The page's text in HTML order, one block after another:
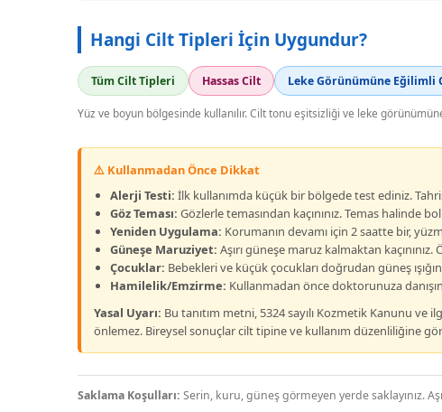
Hangi Cilt Tipleri İçin Uygundur?
Tüm Cilt Tipleri Hassas Cilt Leke Görünümüne Eğilimli
Yüz ve boyun bölgesinde kullanılır. Cilt tonu eşitsizliği ve leke
⚠️ Kullanmadan Önce Dikkat
Alerji Testi: İlk kullanımda küçük bir bölgede test ediniz.
Göz Teması: Gözlerle temasından kaçınınız. Temas halinde bol
Yeniden Uygulama: Korumanın devamı için 2 saatte bir,
Güneşe Maruziyet: Aşırı güneşe maruz kalmaktan
Çocuklar: Bebekleri ve küçük çocukları doğrudan güneş
Hamilelik/Emzirme: Kullanmadan önce doktorunuza
Yasal Uyarı: Bu tanıtım metni, 5324 sayılı Kozmetik Kanunu
önlemez. Bireysel sonuçlar cilt tipine ve kullanım düzenliliğine
Saklama Koşulları: Serin, kuru, güneş görmeyen yerde saklayınız.